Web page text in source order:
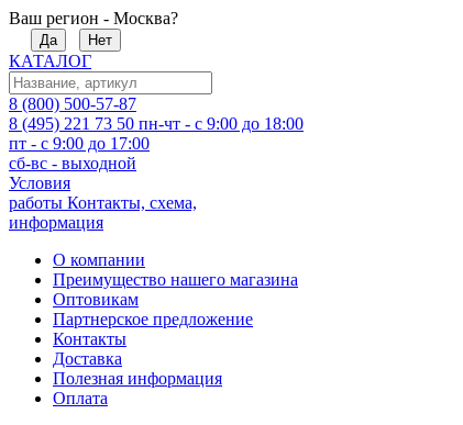
Ваш регион - Москва?
Да Нет
КАТАЛОГ
8 (800) 500-57-87
8 (495) 221 73 50 пн-чт - с 9:00 до 18:00
пт - с 9:00 до 17:00
сб-вс - выходной
Условия
работы Контакты, схема,
информация
О компании
Преимущество нашего магазина
Оптовикам
Партнерское предложение
Контакты
Доставка
Полезная информация
Оплата